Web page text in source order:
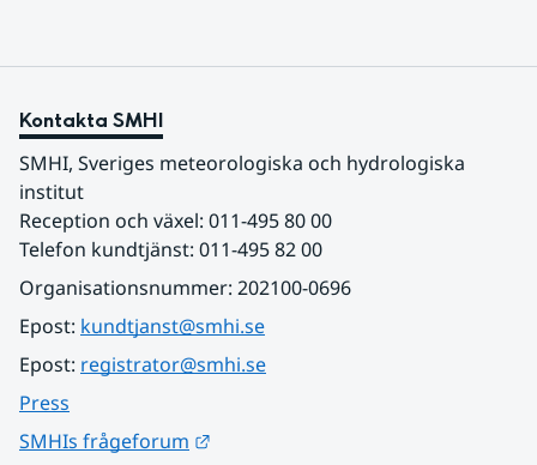
Kontakta SMHI
SMHI, Sveriges meteorologiska och hydrologiska
institut
Reception och växel: 011-495 80 00
Telefon kundtjänst: 011-495 82 00
Organisationsnummer: 202100-0696
Epost: kundtjanst@smhi.se
Epost: registrator@smhi.se
Press
SMHIs frågeforum